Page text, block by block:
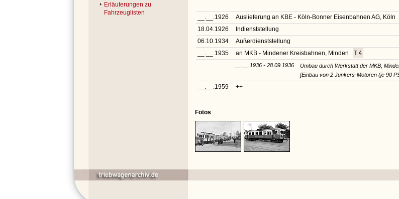
Erläuterungen zu
Fahrzeuglisten
__.__.1926 Auslieferung an KBE - Köln-Bonner Eisenbahnen AG, Köln
18.04.1926
Indienststellung
06.10.1934
Außerdienststellung
__.__.1935
an MKB - Mindener Kreisbahnen, Minden T 4
__.__.1936 - 28.09.1936
Umbau durch Werkstatt der MKB,
[Einbau von 2 Junkers-Motoren (je 90
__.__.1959 ++
Fotos